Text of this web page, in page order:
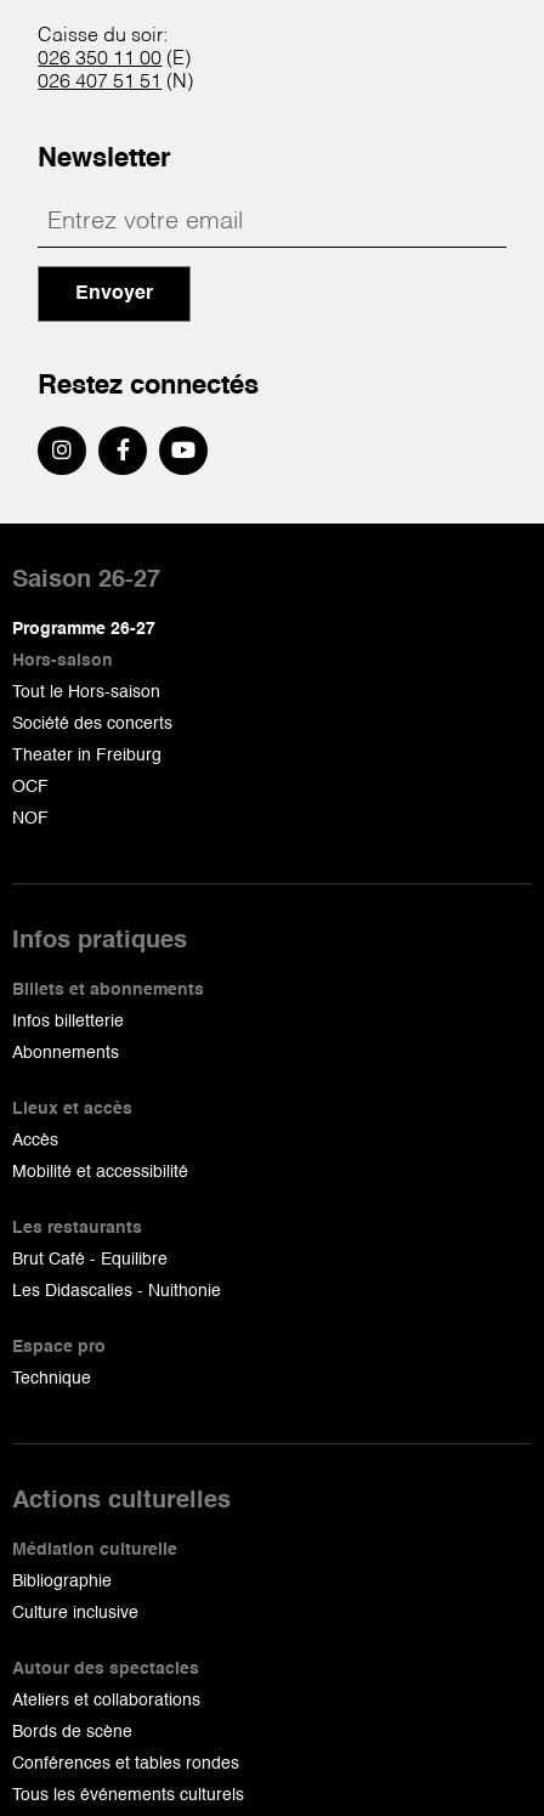
Caisse du soir:
026 350 11 00 (E)
026 407 51 51 (N)
Newsletter
Envoyer
Restez connectés
de
page
Saison 26-27
Programme 26-27
Hors-saison
Tout le Hors-saison
Société des concerts
Theater in Freiburg
OCF
NOF
Infos pratiques
Billets et abonnements
Infos billetterie
Abonnements
Lieux et accès
Accès
Mobilité et accessibilité
Les restaurants
Brut Café - Equilibre
Les Didascalies - Nuithonie
Espace pro
Technique
Actions culturelles
Médiation culturelle
Bibliographie
Culture inclusive
Autour des spectacles
Ateliers et collaborations
Bords de scène
Conférences et tables rondes
Tous les événements culturels